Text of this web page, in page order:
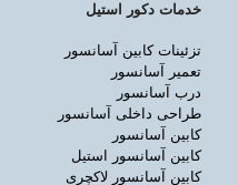
خدمات دکور استیل
تزئینات کابین آسانسور
تعمیر آسانسور
درب آسانسور
طراحی داخلی آسانسور
کابین آسانسور
کابین آسانسور استیل
کابین آسانسور لاکچری